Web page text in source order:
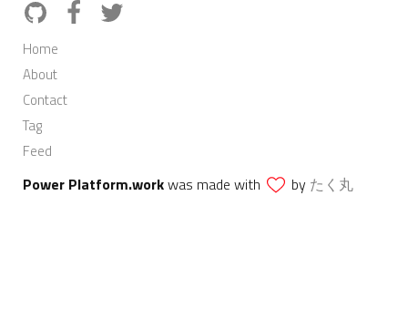
Home
About
Contact
Tag
Feed
Power Platform.workwas made with by たく丸